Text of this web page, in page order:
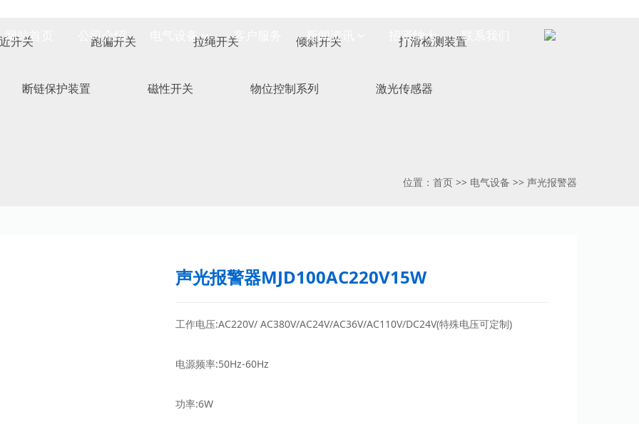
网站首页 公司介绍 电气设备 客户服务 新闻资讯 招贤纳士 联系我们
开关 跑偏开关 拉绳开关 倾斜开关 打滑检测装置
断链保护装置 磁性开关 物位控制系列 激光传感器
位置： 首页 >> 电气设备 >> 声光报警器
声光报警器MJD100AC220V15W
工作电压:AC220V/ AC380V/AC24V/AC36V/AC110V/DC24V(特殊电压可定制)
电源频率:50Hz-60Hz
功率:6W